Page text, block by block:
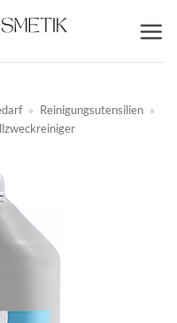
» Reinigungsutensilien »